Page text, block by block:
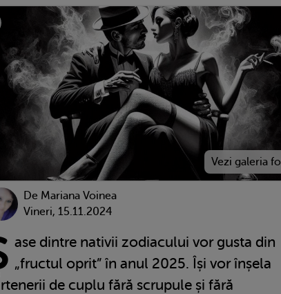
De Mariana Voinea
Vineri, 15.11.2024
ase dintre nativii zodiacului vor gusta din
„fructul oprit” în anul 2025. Își vor înșela
de cuplu fără scrupule și fără